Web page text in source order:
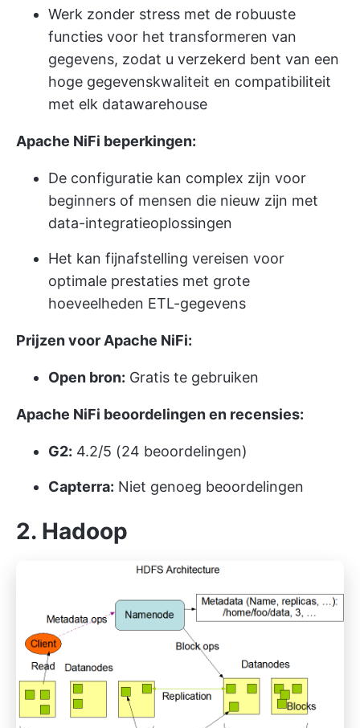
Werk zonder stress met de robuuste
functies voor het transformeren van
gegevens, zodat u verzekerd bent van een
hoge gegevenskwaliteit en compatibiliteit
met elk datawarehouse
Apache NiFi beperkingen:
De configuratie kan complex zijn voor
beginners of mensen die nieuw zijn met
data-integratieoplossingen
Het kan fijnafstelling vereisen voor
optimale prestaties met grote
hoeveelheden ETL-gegevens
Prijzen voor Apache NiFi:
Open bron: Gratis te gebruiken
Apache NiFi beoordelingen en recensies:
G2: 4.2/5 (24 beoordelingen)
Capterra: Niet genoeg beoordelingen
2. Hadoop